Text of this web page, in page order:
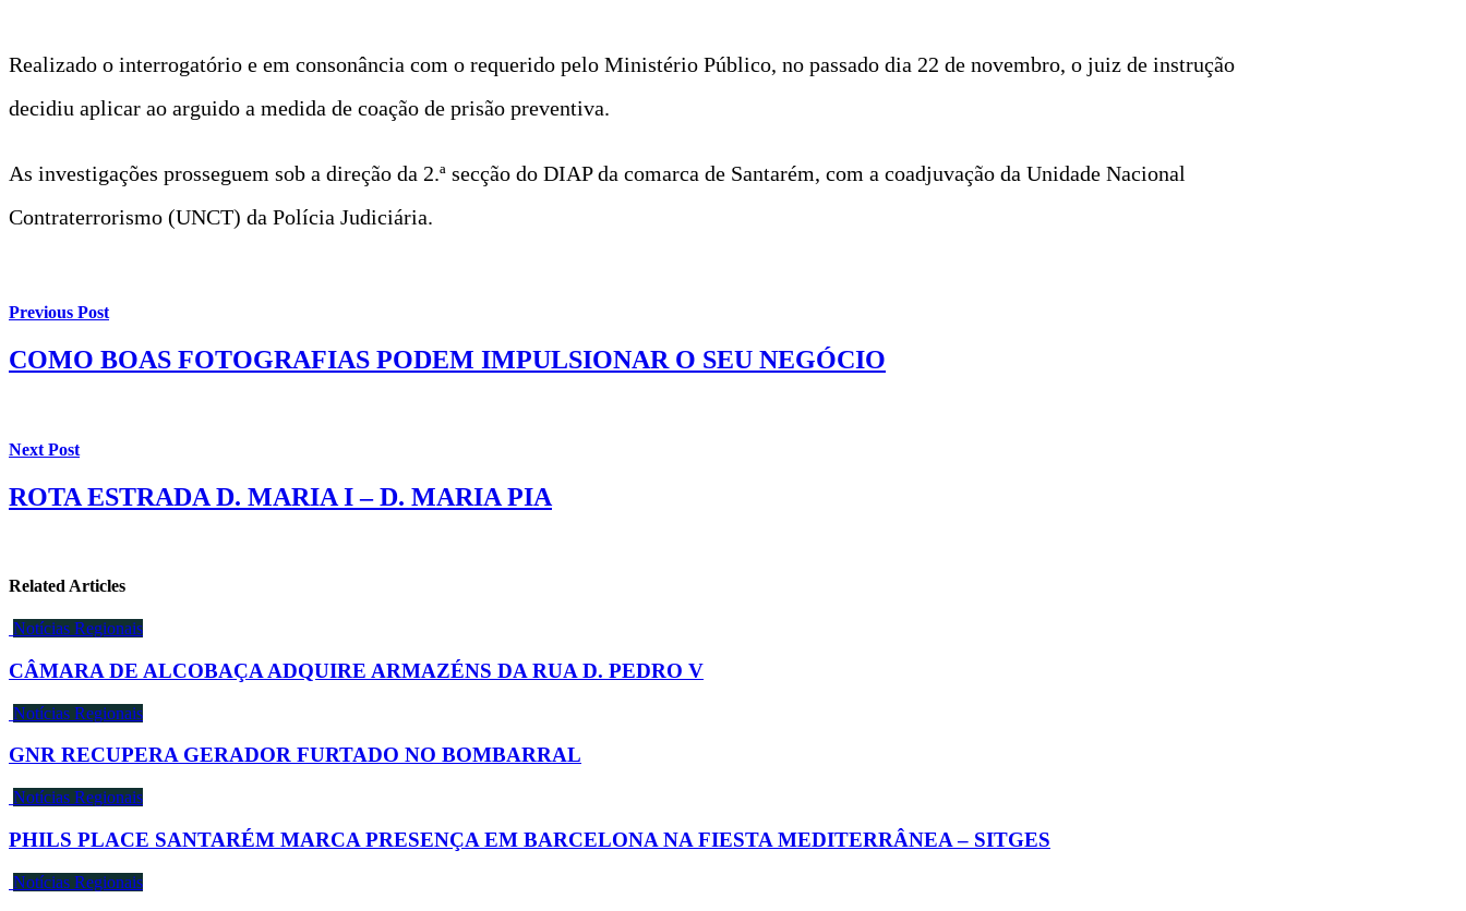
Realizado o interrogatório e em consonância com o requerido pelo Ministério Público, no passado dia 22 de novembro, o juiz de instrução
decidiu aplicar ao arguido a medida de coação de prisão preventiva.
As investigações prosseguem sob a direção da 2.ª secção do DIAP da comarca de Santarém, com a coadjuvação da Unidade Nacional
Contraterrorismo (UNCT) da Polícia Judiciária.
Previous Post
COMO BOAS FOTOGRAFIAS PODEM IMPULSIONAR O SEU NEGÓCIO
Next Post
ROTA ESTRADA D. MARIA I – D. MARIA PIA
Related Articles
Notícias Regionais
CÂMARA DE ALCOBAÇA ADQUIRE ARMAZÉNS DA RUA D. PEDRO V
Notícias Regionais
GNR RECUPERA GERADOR FURTADO NO BOMBARRAL
Notícias Regionais
PHILS PLACE SANTARÉM MARCA PRESENÇA EM BARCELONA NA FIESTA MEDITERRÂNEA – SITGES
Notícias Regionais